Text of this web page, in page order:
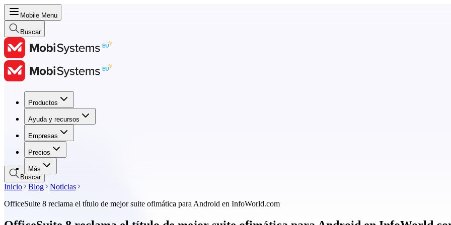
Mobile Menu
Buscar
Productos
Ayuda y recursos
Empresas
Precios
Más
Productos
Ayuda y recursos
Empresas
Precios
Buscar
Inicio Blog
Noticias
OfficeSuite 8 reclama el título de mejor suite ofimática para Android en InfoWorld.com